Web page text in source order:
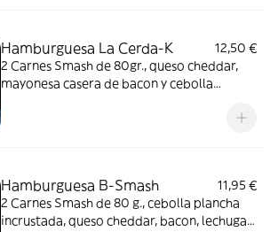
Hamburguesa La Cerda-K
12,50 €
2 Carnes Smash de 80gr., queso cheddar,
mayonesa casera de bacon y cebolla
Hamburguesa B-Smash
11,95 €
2 Carnes Smash de 80 g., cebolla plancha
incrustada, queso cheddar, bacon, lechuga,